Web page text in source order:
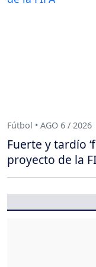
Fútbol • AGO 6 / 2026
Fuerte y tardío
proyecto de la